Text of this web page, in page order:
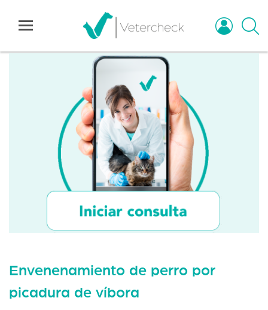
Envenenamiento de perro por
picadura de víbora